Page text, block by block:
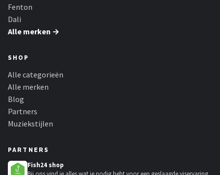
Fenton
Dali
Alle merken →
SHOP
Alle categorieën
Alle merken
Blog
Partners
Muziekstijlen
PARTNERS
Fish24 shop